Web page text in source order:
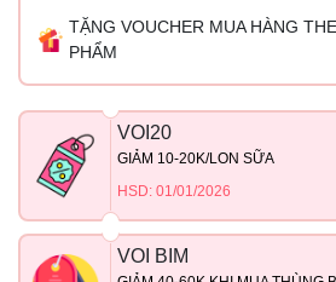
TẶNG VOUCHER MUA HÀNG
PHẨM
VOI20
GIẢM 10-20K/LON SỮA
HSD: 01/01/2026
VOI BIM